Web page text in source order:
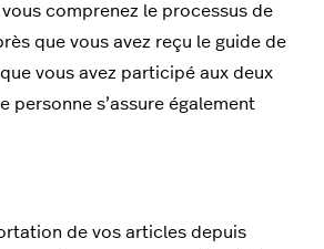
comprenez le processus de
que vous avez reçu le guide de
vous avez participé aux deux
personne s’assure également
de vos articles depuis